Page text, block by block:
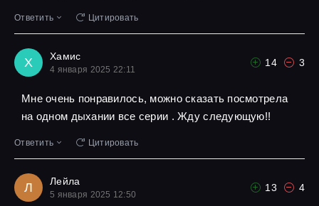
Ответить Цитировать
Х Хамис
4 января 2025 22:11
14 3
Мне очень понравилось, можно сказать посмотрела
на одном дыхании все серии . Жду следующую!!
Ответить Цитировать
Л Лейла
5 января 2025 12:50
13 4